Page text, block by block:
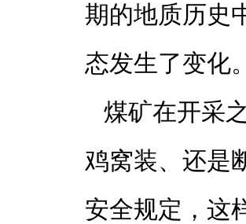
期的地质历史
态发生了变化
煤矿在开采
鸡窝装、还是
安全规定，这